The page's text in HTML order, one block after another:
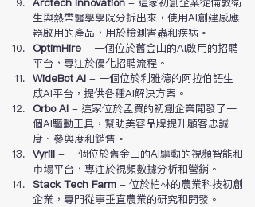
生與熱帶醫學學院分拆出來，使用AI創建感應
器啟用的產品，用於檢測害蟲和疾病。
OptimHire - 一個位於舊金山的AI啟用的招聘
平台，專注於優化招聘流程。
WideBot AI - 一個位於利雅德的阿拉伯語生
成AI平台，提供各種AI解決方案。
Orbo AI - 這家位於孟買的初創企業開發了一
個AI驅動工具，幫助美容品牌提升顧客忠誠
度、參與度和銷售。
Vyrill - 一個位於舊金山的AI驅動的視頻智能和
市場平台，專注於視頻數據分析和營銷。
Stack Tech Farm - 位於柏林的農業科技初創
企業，專門從事垂直農業的研究和開發。